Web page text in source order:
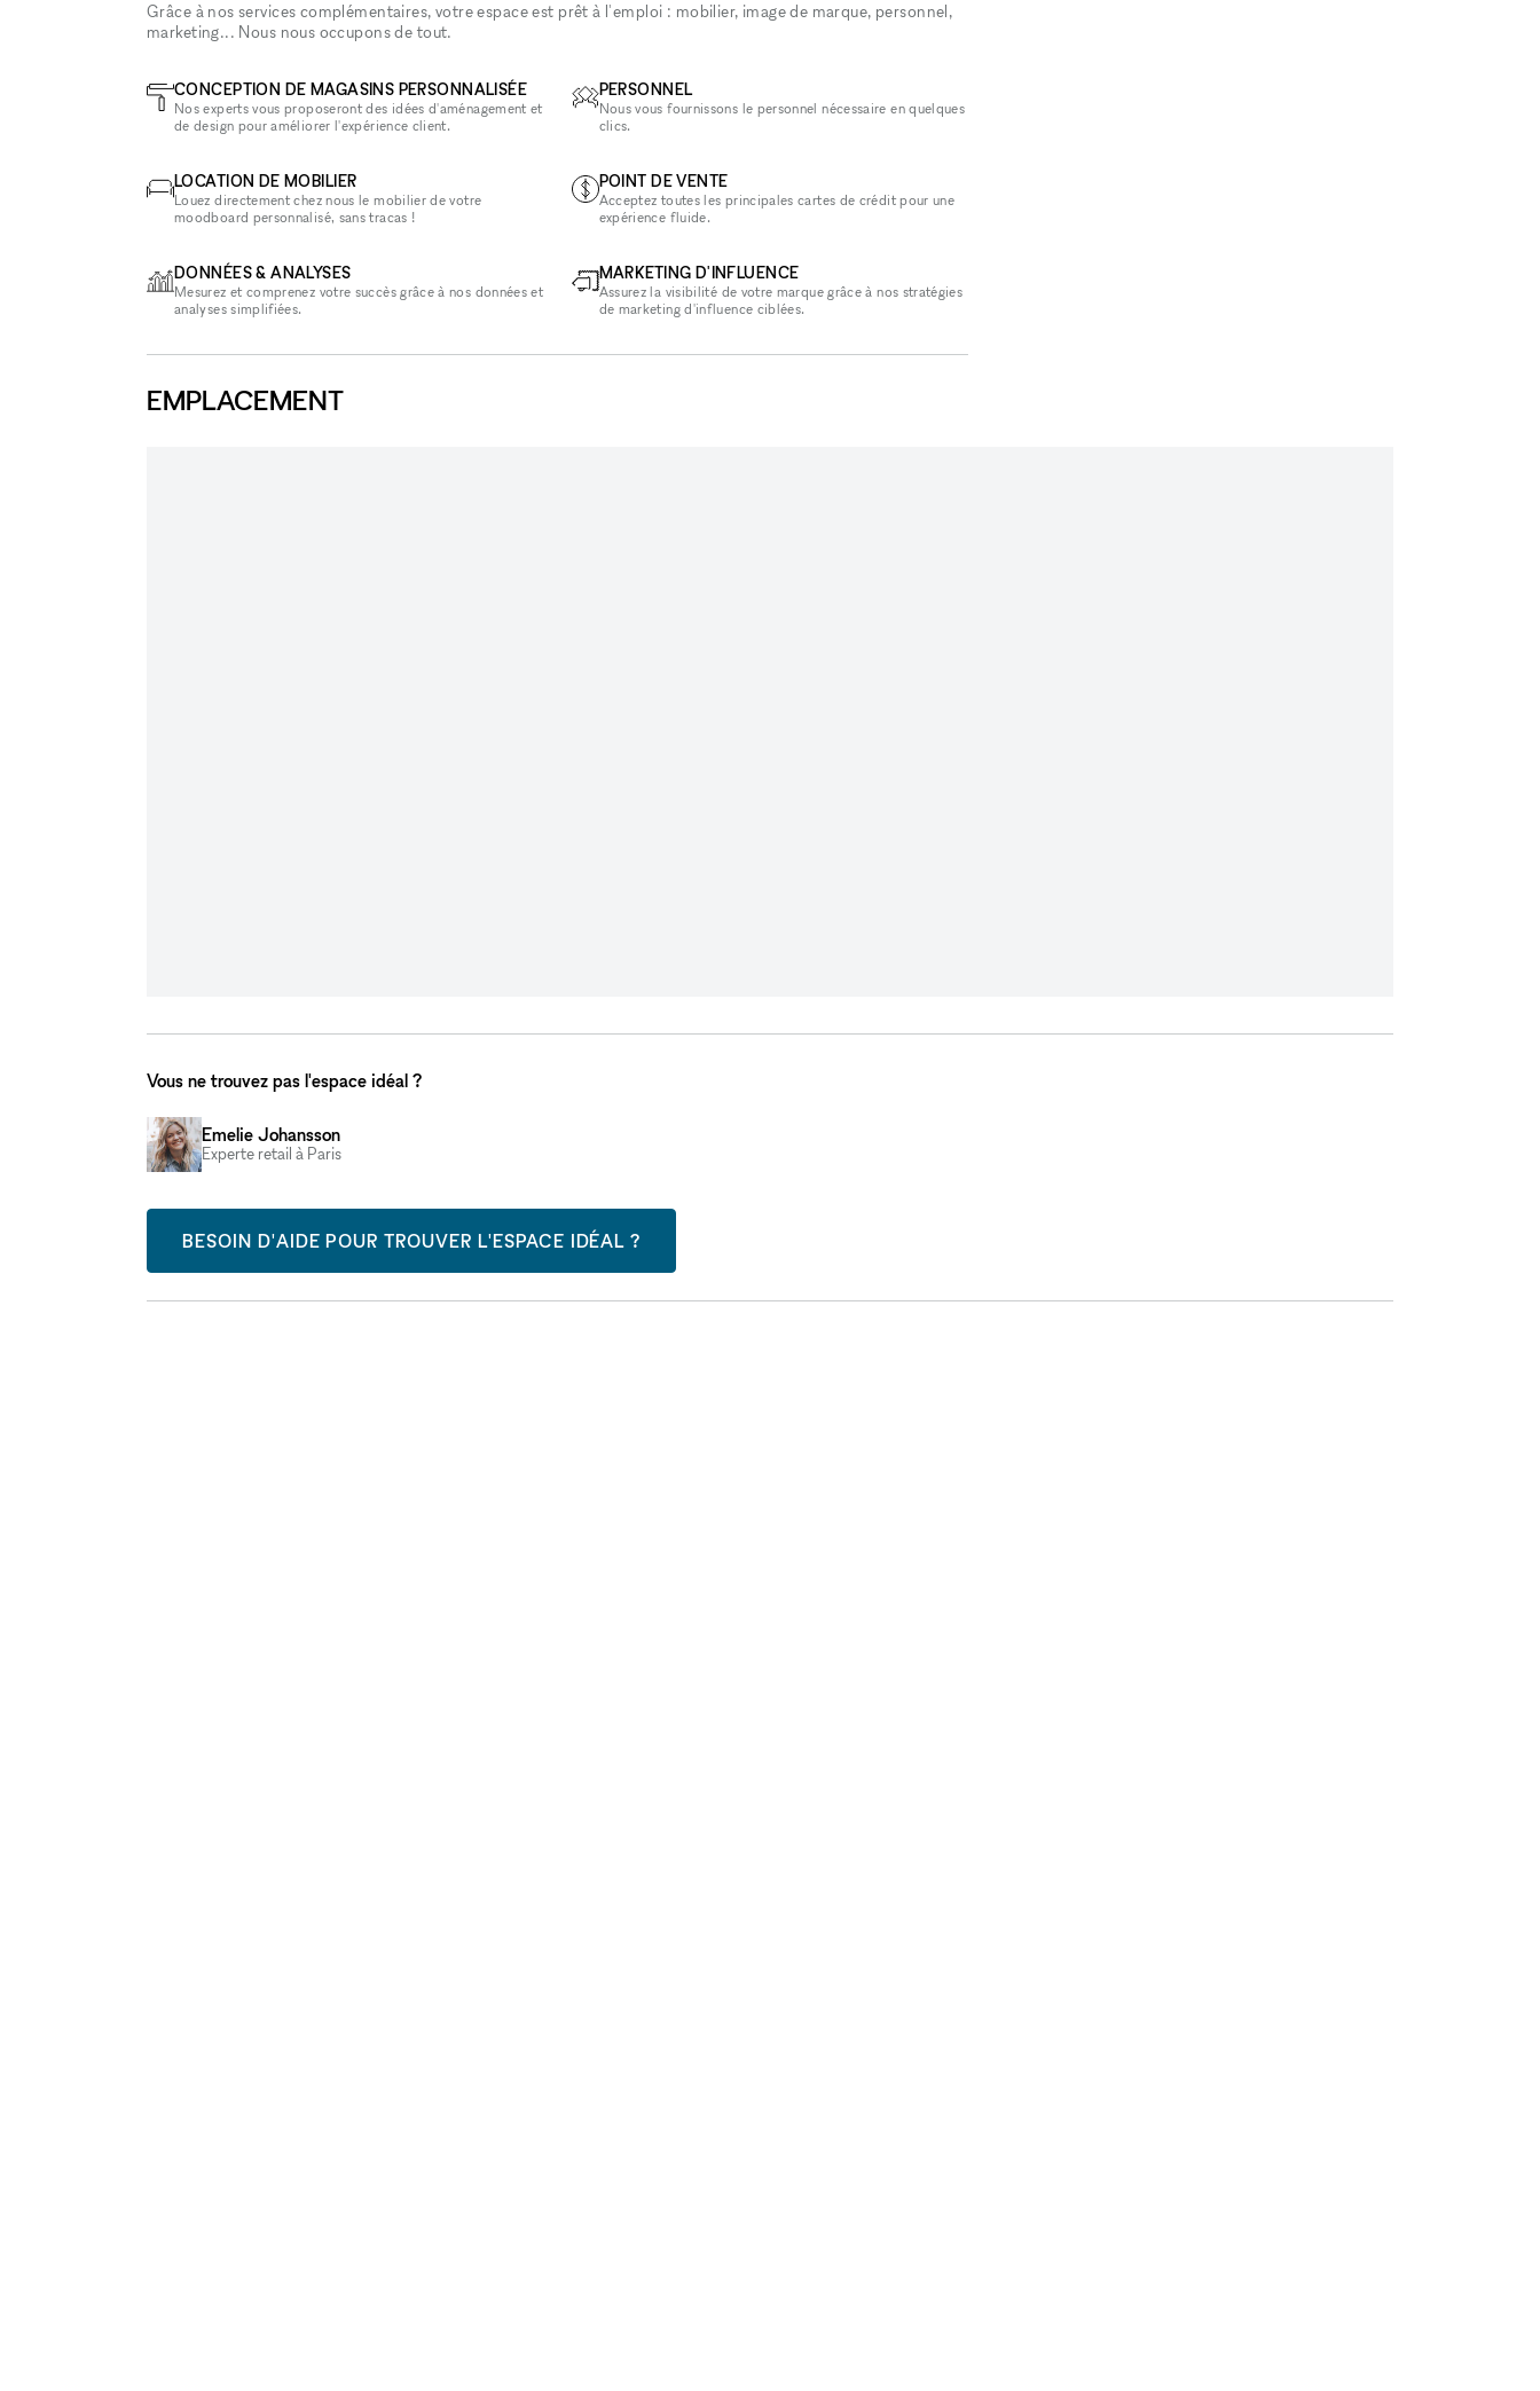
Grâce à nos services complémentaires, votre espace est prêt à l'emploi : mobilier, image de marque, personnel,
marketing... Nous nous occupons de tout.
CONCEPTION DE MAGASINS PERSONNALISÉE
Nos experts vous proposeront des idées d'aménagement et
de design pour améliorer l'expérience client.
LOCATION DE MOBILIER
Louez directement chez nous le mobilier de votre
moodboard personnalisé, sans tracas !
DONNÉES & ANALYSES
Mesurez et comprenez votre succès grâce à nos données et
analyses simplifiées.
PERSONNEL
Nous vous fournissons le personnel nécessaire en quelques
clics.
POINT DE VENTE
Acceptez toutes les principales cartes de crédit pour une
expérience fluide.
MARKETING D'INFLUENCE
Assurez la visibilité de votre marque grâce à nos stratégies
de marketing d'influence ciblées.
EMPLACEMENT
Vous ne trouvez pas l'espace idéal ?
Emelie Johansson
Experte retail à Paris
BESOIN D'AIDE POUR TROUVER L'ESPACE IDÉAL ?